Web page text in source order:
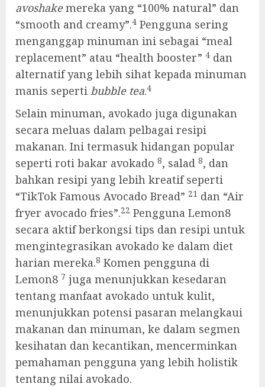
avoshakemereka yang “100% natural” dan
“smooth and creamy”.4 Pengguna sering
menganggap minuman ini sebagai “meal
replacement” atau “health booster” 4 dan
alternatif yang lebih sihat kepada minuman
manis seperti bubble tea.4
Selain minuman, avokado juga digunakan
secara meluas dalam pelbagai resipi
makanan. Ini termasuk hidangan popular
seperti roti bakar avokado 8, salad 8, dan
bahkan resipi yang lebih kreatif seperti
“TikTok Famous Avocado Bread” 21 dan “Air
fryer avocado fries”.22 Pengguna Lemon8
secara aktif berkongsi tips dan resipi untuk
mengintegrasikan avokado ke dalam diet
harian mereka.8 Komen pengguna di
Lemon8 7 juga menunjukkan kesedaran
tentang manfaat avokado untuk kulit,
menunjukkan potensi pasaran melangkaui
makanan dan minuman, ke dalam segmen
kesihatan dan kecantikan, mencerminkan
pemahaman pengguna yang lebih holistik
tentang nilai avokado.